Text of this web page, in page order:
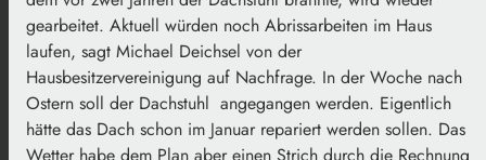
gearbeitet. Aktuell würden noch Abrissarbeiten im Haus
laufen, sagt Michael Deichsel von der
Hausbesitzervereinigung auf Nachfrage. In der Woche nach
Ostern soll der Dachstuhl angegangen werden. Eigentlich
hätte das Dach schon im Januar repariert werden sollen. Das
Wetter habe dem Plan aber einen Strich durch die Rechnung